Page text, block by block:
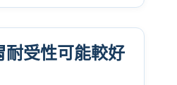
耐受性可能較好